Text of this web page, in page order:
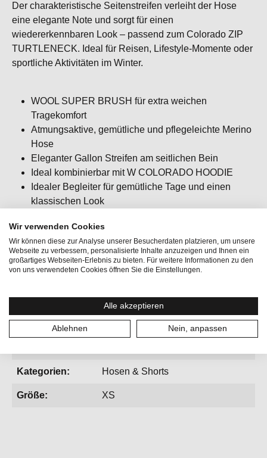
Der charakteristische Seitenstreifen verleiht der Hose
eine elegante Note und sorgt für einen
wiedererkennbaren Look – passend zum Colorado ZIP
TURTLENECK. Ideal für Reisen, Lifestyle-Momente oder
sportliche Aktivitäten im Winter.
WOOL SUPER BRUSH für extra weichen
Tragekomfort
Atmungsaktive, gemütliche und pflegeleichte Merino
Hose
Eleganter Gallon Streifen am seitlichen Bein
Ideal kombinierbar mit W COLORADO HOODIE
Idealer Begleiter für gemütliche Tage und einen
klassischen Look
Aktivitäten: Bergsport, Lifestyle, Yoga
Geschlecht: Damen
Kategorien: Hosen & Shorts
Größe: XS
Wir verwenden Cookies
Wir können diese zur Analyse unserer Besucherdaten platzieren, um unsere
Webseite zu verbessern, personalisierte Inhalte anzuzeigen und Ihnen ein
großartiges Webseiten-Erlebnis zu bieten. Für weitere Informationen zu den
von uns verwendeten Cookies öffnen Sie die Einstellungen.
Alle akzeptieren
Ablehnen Nein, anpassen